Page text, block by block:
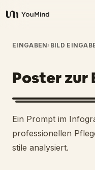
YouMind
Übersicht
Anwendungsfälle
Prompts
EINGABEN› BILD
Poster zur
Ein Prompt im
professionellen
stile analysiert.